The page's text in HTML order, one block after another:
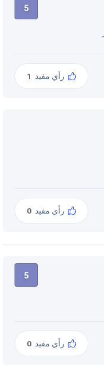
5
رأي مفيد 1
رأي مفيد 0
5
رأي مفيد 0